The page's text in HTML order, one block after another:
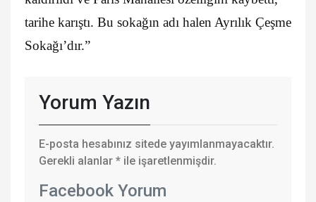
tarihe karıştı. Bu sokağın adı halen Ayrılık Çeşme
Sokağı’dır.”
Yorum Yazın
E-posta hesabınız sitede yayımlanmayacaktır.
Gerekli alanlar * ile işaretlenmişdir.
Facebook Yorum